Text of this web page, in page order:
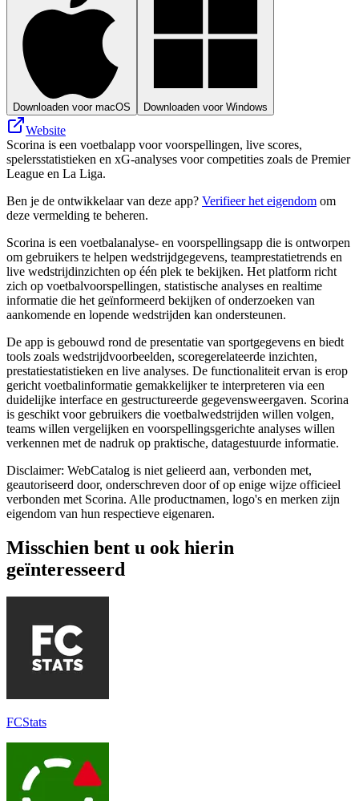
Downloaden voor macOS Downloaden voor Windows
Website
Scorina is een voetbalapp voor voorspellingen, live scores,
spelersstatistieken en xG-analyses voor competities zoals de Premier
League en La Liga.
Ben je de ontwikkelaar van deze app? Verifieer het eigendom om
deze vermelding te beheren.
Scorina is een voetbalanalyse- en voorspellingsapp die is ontworpen
om gebruikers te helpen wedstrijdgegevens, teamprestatietrends en
live wedstrijdinzichten op één plek te bekijken. Het platform richt
zich op voetbalvoorspellingen, statistische analyses en realtime
informatie die het geïnformeerd bekijken of onderzoeken van
aankomende en lopende wedstrijden kan ondersteunen.
De app is gebouwd rond de presentatie van sportgegevens en biedt
tools zoals wedstrijdvoorbeelden, scoregerelateerde inzichten,
prestatiestatistieken en live analyses. De functionaliteit ervan is erop
gericht voetbalinformatie gemakkelijker te interpreteren via een
duidelijke interface en gestructureerde gegevensweergaven. Scorina
is geschikt voor gebruikers die voetbalwedstrijden willen volgen,
teams willen vergelijken en voorspellingsgerichte analyses willen
verkennen met de nadruk op praktische, datagestuurde informatie.
Disclaimer: WebCatalog is niet gelieerd aan, verbonden met,
geautoriseerd door, onderschreven door of op enige wijze officieel
verbonden met Scorina. Alle productnamen, logo's en merken zijn
eigendom van hun respectieve eigenaren.
Misschien bent u ook hierin
geïnteresseerd
FCStats